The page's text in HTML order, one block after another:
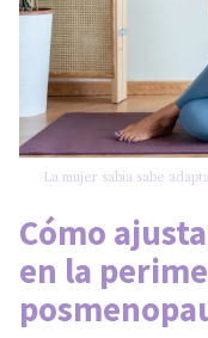
La mujer sabia sabe
Cómo
en la